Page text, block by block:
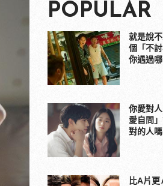
POPULAR
就是說
個「不
你遇過
你愛對
愛自問
對的人嗎
比A片更